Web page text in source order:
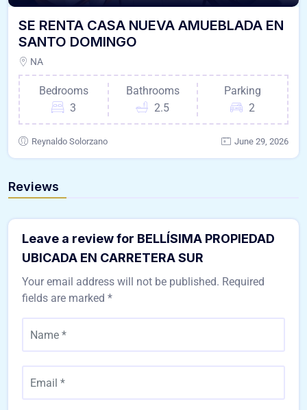
SE RENTA CASA NUEVA AMUEBLADA EN
SANTO DOMINGO
NA
Bedrooms
3
Bathrooms
2.5
Parking
2
Reynaldo Solorzano June 29, 2026
Reviews
Leave a review for BELLÍSIMA PROPIEDAD
UBICADA EN CARRETERA SUR
Your email address will not be published. Required
fields are marked *